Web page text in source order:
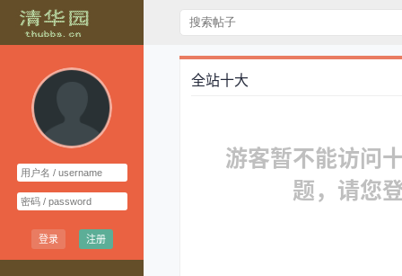
登录 注册
全站十大
游客暂不能访问
题，请您